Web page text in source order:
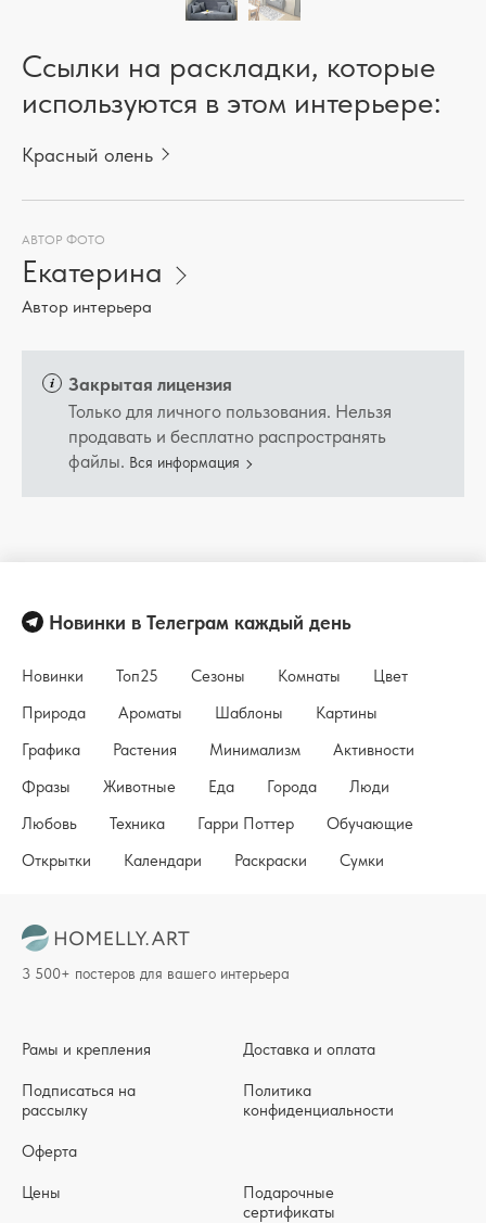
Ссылки на раскладки, которые
используются в этом интерьере:
Красный олень
АВТОР ФОТО
Екатерина
Автор интерьера
Закрытая лицензия
Только для личного пользования. Нельзя
продавать и бесплатно распространять
файлы. Вся информация
Новинки в Телеграм каждый день
Новинки Топ25 Сезоны Комнаты
Цвет
Природа
Ароматы Шаблоны
Картины
Графика
Растения Минимализм
Активности
Фразы
Животные Еда Города
Люди
Любовь
Техника Гарри Поттер
Обучающие
Открытки
Календари Раскраски Сумки
Рамы и крепления
Подписаться на
рассылку
Оферта
Доставка и оплата
Политика
конфиденциальности
Цены
Подарочные
сертификаты
3 500+ постеров для вашего интерьера